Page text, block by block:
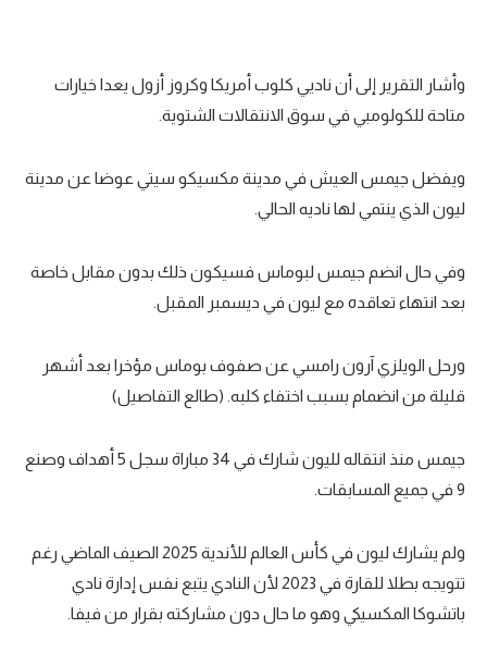
وأشار التقرير إلى أن ناديي كلوب أمريكا وكروز أزول يعدا خيارات
متاحة للكولومبي في سوق الانتقالات الشتوية.
ويفضل جيمس العيش في مدينة مكسيكو سيتي عوضا عن مدينة
ليون الذي ينتمي لها ناديه الحالي.
وفي حال انضم جيمس لبوماس فسيكون ذلك بدون مقابل خاصة
بعد انتهاء تعاقده مع ليون في ديسمبر المقبل.
ورحل الويلزي آرون رامسي عن صفوف بوماس مؤخرا بعد أشهر
قليلة من انضمام بسبب اختفاء كلبه. (طالع التفاصيل)
جيمس منذ انتقاله لليون شارك في 34 مباراة سجل 5 أهداف وصنع
9 في جميع المسابقات.
ولم يشارك ليون في كأس العالم للأندية 2025 الصيف الماضي رغم
تتويجه بطلا للقارة في 2023 لأن النادي يتبع نفس إدارة نادي
باتشوكا المكسيكي وهو ما حال دون مشاركته بقرار من فيفا.